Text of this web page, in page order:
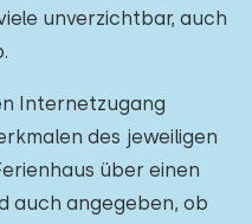
unverzichtbar, auch
Internetzugang
des jeweiligen
über einen
auch angegeben, ob